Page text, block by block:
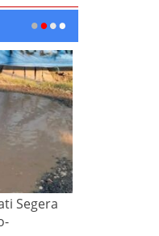
Segera